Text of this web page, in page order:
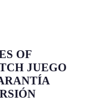
OF
JUEGO